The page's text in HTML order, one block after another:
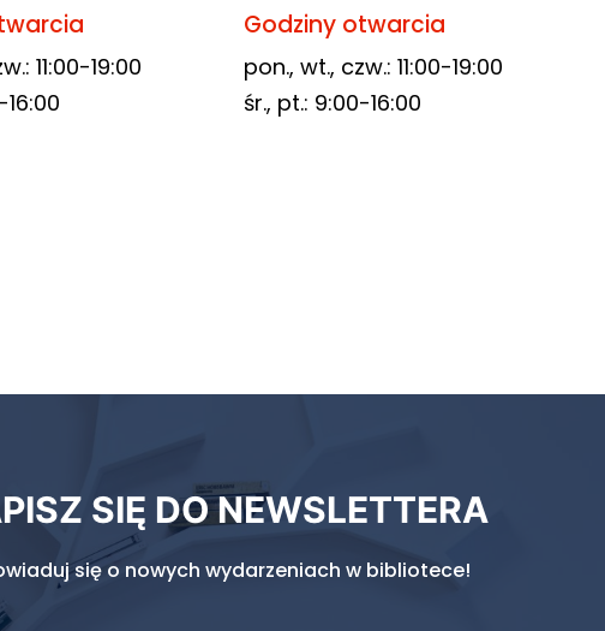
11:00-19:00
Godziny otwarcia
pon., wt., czw.: 11:00-19:00
śr., pt.: 9:00-16:00
SIĘ DO NEWSLETTERA
się o nowych wydarzeniach w bibliotece!